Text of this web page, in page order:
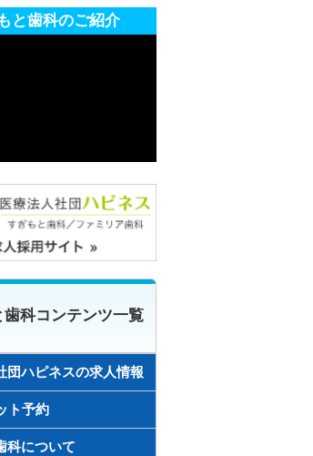
と歯科のご紹介
歯科コンテンツ一覧
団ハピネスの求人情報
ト予約
科について